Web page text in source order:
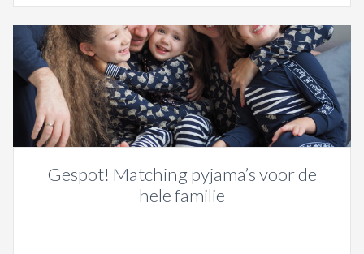
Gespot! Matching pyjama’s voor de
hele familie